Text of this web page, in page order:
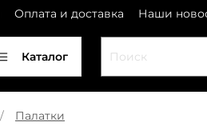
Оплата и доставка Наши
Каталог
Палатки